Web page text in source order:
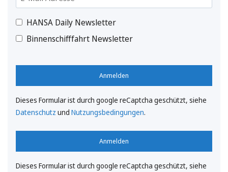
HANSA Daily Newsletter
Binnenschifffahrt Newsletter
Anmelden
Dieses Formular ist durch google reCaptcha geschützt, siehe
Datenschutz und Nutzungsbedingungen.
Anmelden
Dieses Formular ist durch google reCaptcha geschützt, siehe